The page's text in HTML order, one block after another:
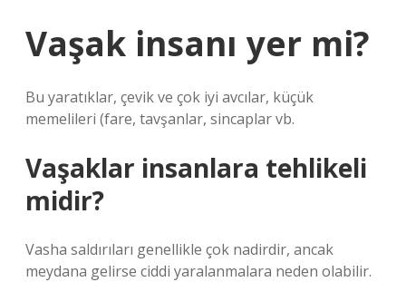
Vaşak insanı yer mi?
Bu yaratıklar, çevik ve çok iyi avcılar, küçük
memelileri (fare, tavşanlar, sincaplar vb.
Vaşaklar insanlara tehlikeli
midir?
Vasha saldırıları genellikle çok nadirdir, ancak
meydana gelirse ciddi yaralanmalara neden olabilir.